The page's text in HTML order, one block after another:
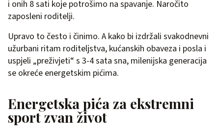
i onih 8 sati koje potrošimo na spavanje. Naročito
zaposleni roditelji.
Upravo to često i činimo. A kako bi izdržali svakodnevni
užurbani ritam roditeljstva, kućanskih obaveza i posla i
uspjeli „preživjeti“ s 3-4 sata sna, milenijska generacija
se okreće energetskim pićima.
Energetska pića za ekstremni
sport zvan život